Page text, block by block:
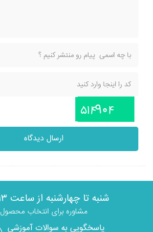
ارسال دیدگاه
شنبه تا چهارشنبه از ساعت ۱۳ تا ۱۸
مشاوره برای انتخاب محصول
پاسخگویی به سوالات آموزشی